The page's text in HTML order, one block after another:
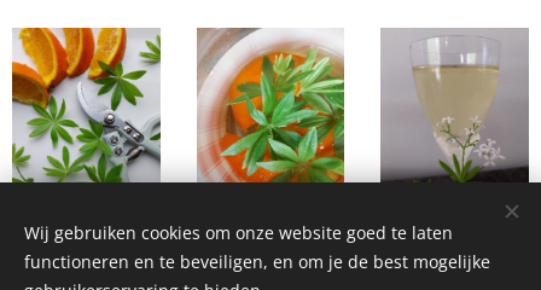
Wij gebruiken cookies om onze website goed te laten
functioneren en te beveiligen, en om je de best mogelijke